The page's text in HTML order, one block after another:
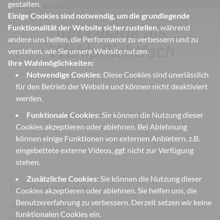
gestalten.
Einige Cookies sind notwendig, um die grundlegende
Funktionalität der Website sicherzustellen, während
andere uns helfen, die Performance zu verbessern und zu
verstehen, wie Sie unsere Website nutzen.
Ihre Wahlmöglichkeiten:
Notwendige Cookies: Diese Cookies sind unerlässlich
für den Betrieb der Website und können nicht deaktiviert
werden.
Funktionale Cookies:Sie können die Nutzung dieser
Cookies akzeptieren oder ablehnen. Bei Ablehnung
können einige Funktionen von externen Anbietern, z.B.
eingebettete externe Videos, ggf. nicht zur Verfügung
stehen.
Zusätzliche Cookies: Sie können die Nutzung dieser
Cookies akzeptieren oder ablehnen. Sie helfen uns, die
Benutzererfahrung zu verbessern. Derzeit setzen wir keine
funktionalen Cookies ein.
Informatik als
Wahlpflichtfach
Vorstellung des Faches Informatik(PDF,
2,7 MB)
Otto-Pankok-Schule
Von-Bock-Str. 81